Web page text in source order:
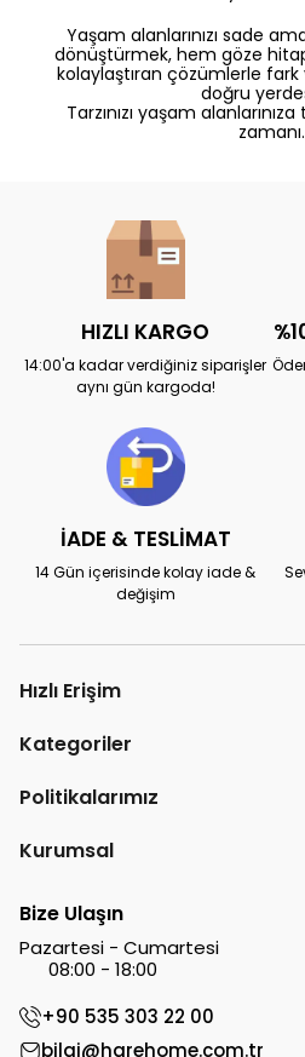
Yaşam alanlarınızı sade
dönüştürmek, hem göze
kolaylaştıran çözümlerle fark
doğru
Tarzınızı yaşam
zamanı.
HIZLI KARGO
14:00'a kadar verdiğiniz siparişler
aynı gün kargoda!
İADE & TESLİMAT
14 Gün içerisinde kolay iade &
değişim
Hızlı Erişim
Kategoriler
Politikalarımız
Kurumsal
Bize Ulaşın
Pazartesi - Cumartesi
08:00 - 18:00
+90 535 303 22 00
bilgi@harehome.com.tr